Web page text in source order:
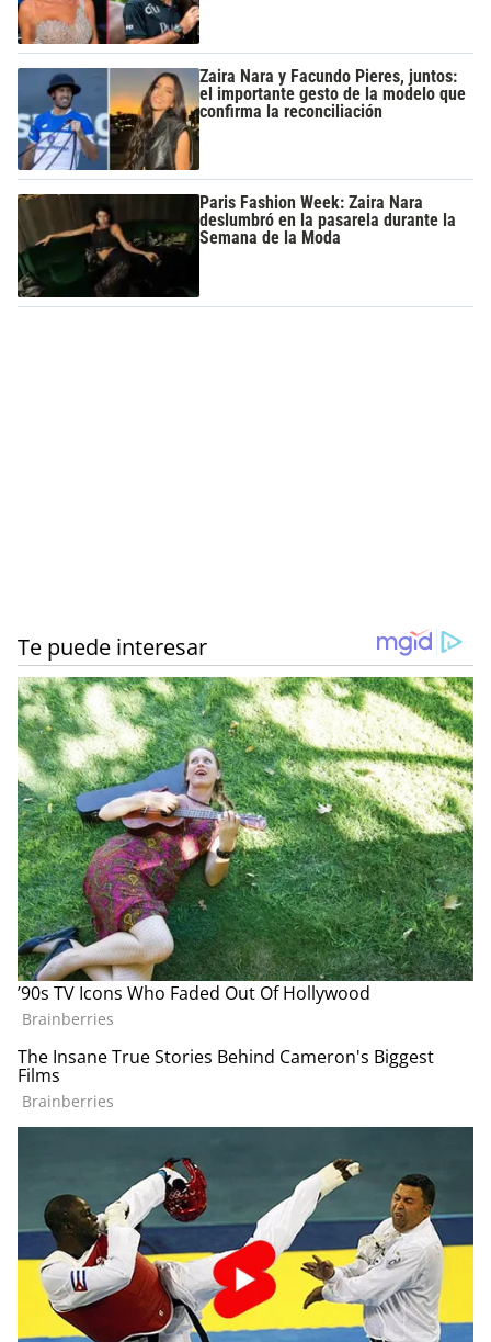
Zaira Nara y Facundo Pieres, juntos:
el importante gesto de la modelo que
confirma la reconciliación
Paris Fashion Week: Zaira Nara
deslumbró en la pasarela durante la
Semana de la Moda